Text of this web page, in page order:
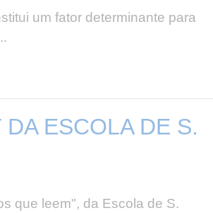
um fator determinante para
ESCOLA DE S.
que leem", da Escola de S.